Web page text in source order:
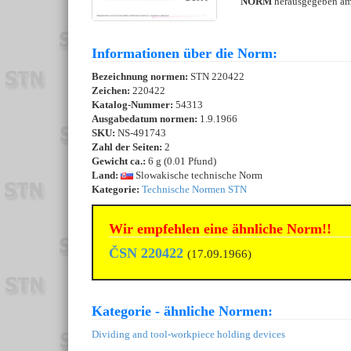
Informationen über die Norm:
Bezeichnung normen: STN 220422
Zeichen: 220422
Katalog-Nummer: 54313
Ausgabedatum normen: 1.9.1966
SKU: NS-491743
Zahl der Seiten: 2
Gewicht ca.: 6 g (0.01 Pfund)
Land:
Slowakische technische Norm
Kategorie: Technische Normen STN
Wir empfehlen eine ähnliche Norm!!
ČSN 220422 (17.09.1966)
Kategorie - ähnliche Normen:
Dividing and tool-workpiece holding devices